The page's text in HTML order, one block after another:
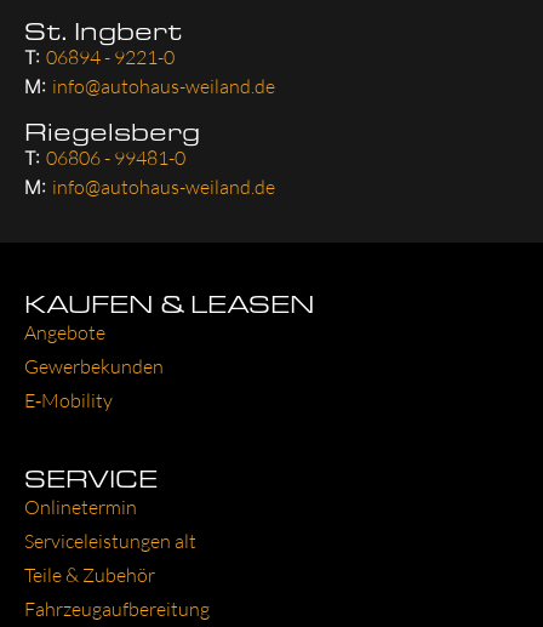
St. Ingbert
T: 06894 - 9221-0
M: info@autohaus-weiland.de
Riegelsberg
T: 06806 - 99481-0
M: info@autohaus-weiland.de
KAUFEN & LEASEN
Ange­bo­te
Gewer­be­kun­den
E‑Mobility
SERVICE
Online­ter­min
Ser­vice­leis­tun­gen alt
Tei­le & Zube­hör
Fahr­zeug­auf­be­rei­tung